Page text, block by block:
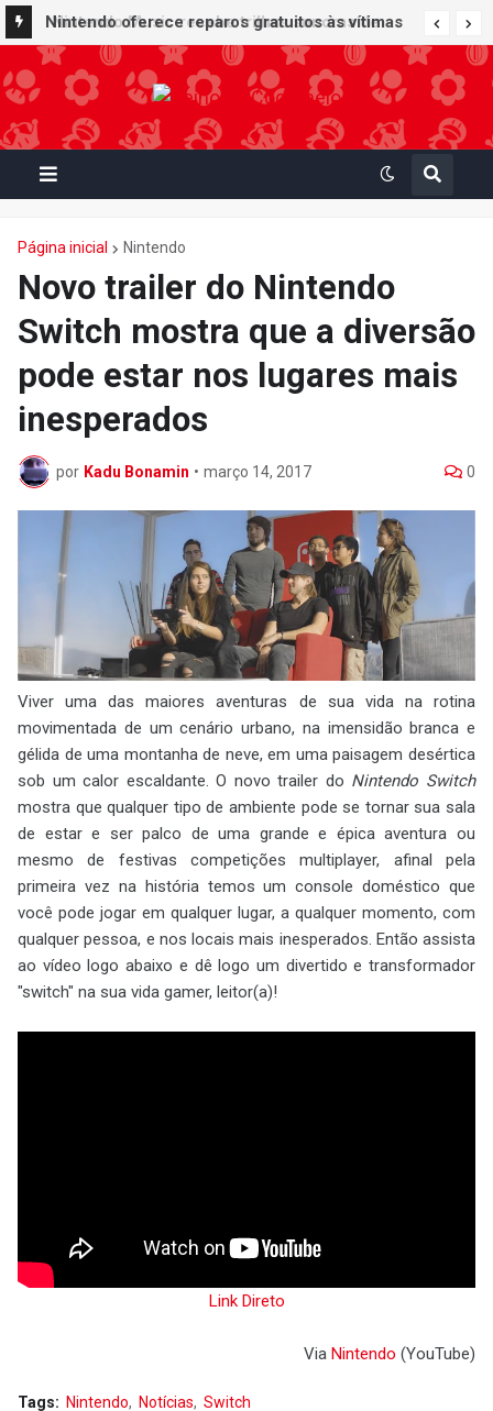
Nintendo oferece reparos gratuitos às vítimas
do terremoto de Kumamoto e doa 50 milhões
de ienes à Cruz Vermelha
Nintendo Music recebe trilhas sonoras de
Virtual Boy Wario Land, Mario Clash e Mario's
Tennis em adição histórica ao catálogo
Página inicial Nintendo
Novo trailer do Nintendo
Switch mostra que a diversão
pode estar nos lugares mais
inesperados
por Kadu Bonamin • março 14, 2017 0
Viver uma das maiores aventuras de sua vida na rotina
movimentada de um cenário urbano, na imensidão branca e
gélida de uma montanha de neve, em uma paisagem desértica
sob um calor escaldante. O novo trailer do Nintendo Switch
mostra que qualquer tipo de ambiente pode se tornar sua sala
de estar e ser palco de uma grande e épica aventura ou
mesmo de festivas competições multiplayer, afinal pela
primeira vez na história temos um console doméstico que
você pode jogar em qualquer lugar, a qualquer momento, com
qualquer pessoa, e nos locais mais inesperados. Então assista
ao vídeo logo abaixo e dê logo um divertido e transformador
"switch" na sua vida gamer, leitor(a)!
Link Direto
Via Nintendo (YouTube)
Tags: Nintendo Notícias Switch